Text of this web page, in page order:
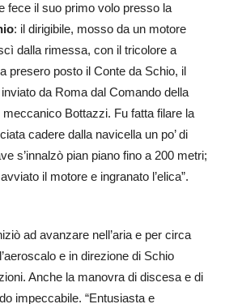
fece il suo primo volo presso la
: il dirigibile, mosso da un motore
dalla rimessa, con il tricolore a
presero posto il Conte da Schio, il
da Roma dal Comando della
Bottazzi. Fu fatta filare la
cadere dalla navicella un po’ di
s’innalzò pian piano fino a 200 metri;
il motore e ingranato l’elica”.
ad avanzare nell’aria e per circa
e in direzione di Schio
Anche la manovra di discesa e di
impeccabile. “Entusiasta e